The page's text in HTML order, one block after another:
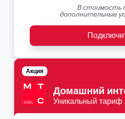
В стоимость
дополнительные
Домашний
Уникальный тариф
Акция